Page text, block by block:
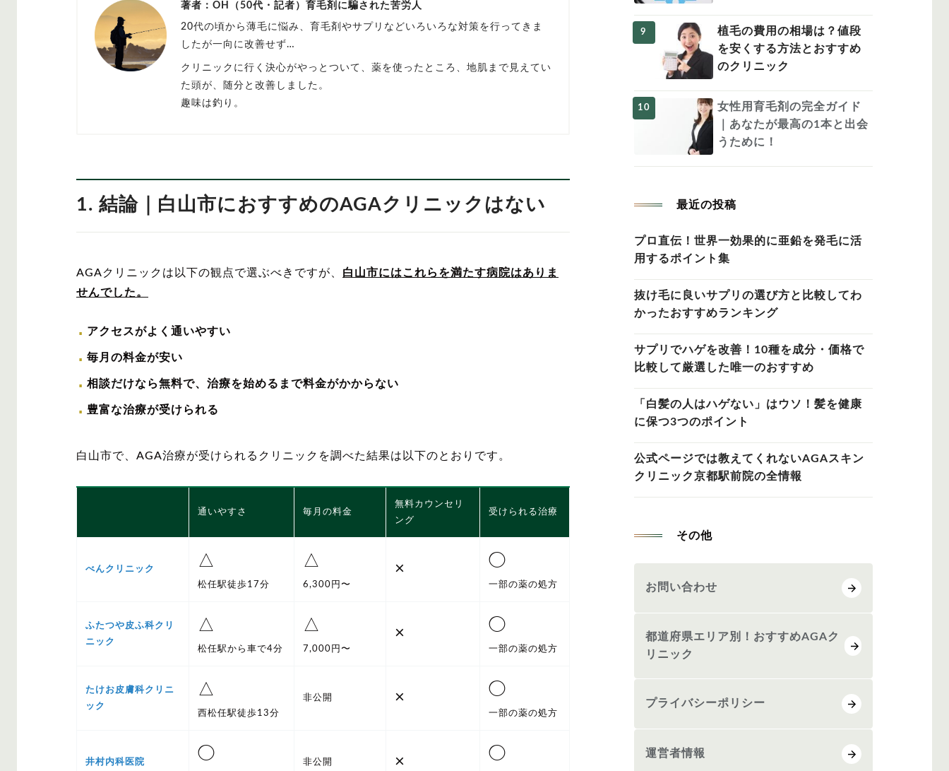
著者：OH（50代・記者）育毛剤に騙された苦労人
20代の頃から薄毛に悩み、育毛剤やサプリなどいろいろな対策を行ってきま
したが一向に改善せず…
クリニックに行く決心がやっとついて、薬を使ったところ、地肌まで見えてい
た頭が、随分と改善しました。
趣味は釣り。
1. 結論｜白山市におすすめのAGAクリニックはない
AGAクリニックは以下の観点で選ぶべきですが、 白山市にはこれらを満たす病院はありま
せんでした。
アクセスがよく通いやすい
毎月の料金が安い
相談だけなら無料で、治療を始めるまで料金がかからない
豊富な治療が受けられる
白山市で、AGA治療が受けられるクリニックを調べた結果は以下のとおりです。
通いやすさ 毎月の料金
無料カウンセリ
ング
受けられる治療
べんクリニック △
松任駅徒歩17分
△
6,300円〜
× ◯
一部の薬の処方
ふたつや皮ふ科クリ
ニック
△
松任駅から車で4分
△
7,000円〜
× ◯
一部の薬の処方
たけお皮膚科クリニ
ック
△
西松任駅徒歩13分
非公開 × ◯
一部の薬の処方
井村内科医院 ◯ 非公開 × ◯
植毛の費用の相場は？値段
を安くする方法とおすすめ
のクリニック
女性用育毛剤の完全ガイド
｜あなたが最高の1本と出会
うために！
最近の投稿
プロ直伝！世界一効果的に亜鉛を発毛に活
用するポイント集
抜け毛に良いサプリの選び方と比較してわ
かったおすすめランキング
サプリでハゲを改善！10種を成分・価格で
比較して厳選した唯一のおすすめ
「白髪の人はハゲない」はウソ！髪を健康
に保つ3つのポイント
公式ページでは教えてくれないAGAスキン
クリニック京都駅前院の全情報
その他
お問い合わせ
都道府県エリア別！おすすめAGAク
リニック
プライバシーポリシー
運営者情報